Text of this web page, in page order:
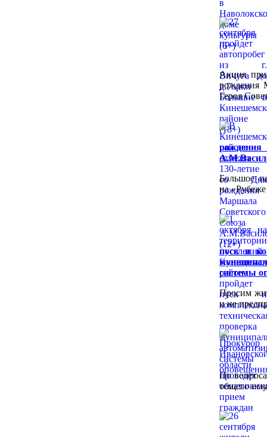
Акция
рождения
Героя
Большое
на
пуск и
системы
Просим
и не
По
общего